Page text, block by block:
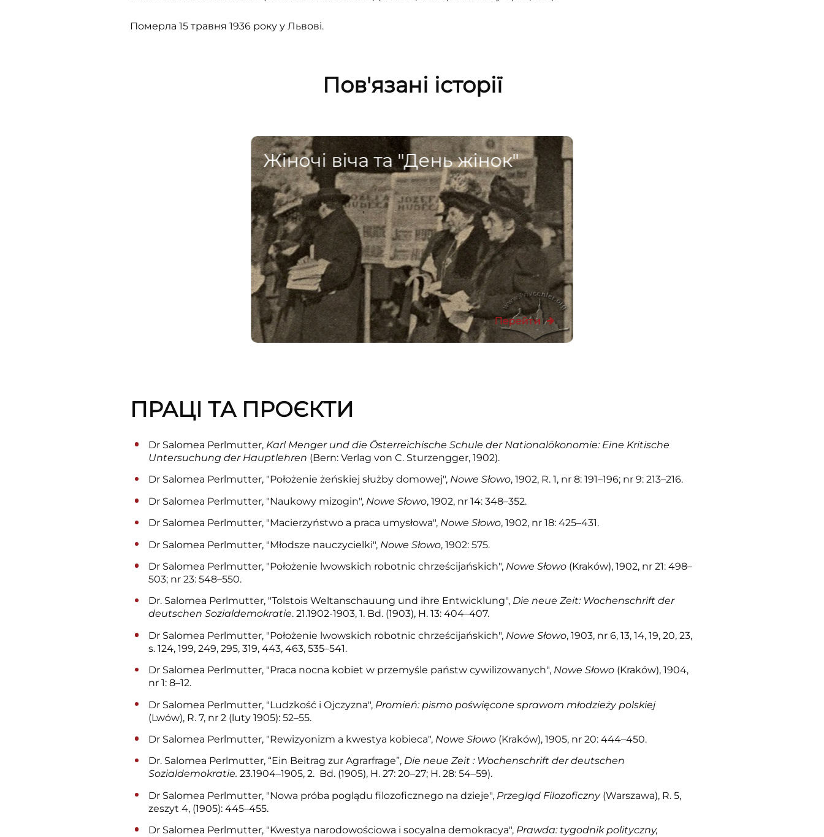
Померла 15 травня 1936 року у Львові.
Пов'язані історії
Жіночі віча та "День жінок"
Перейти
ПРАЦІ ТА ПРОЄКТИ
Dr Salomea Perlmutter, Karl Menger und die Österreichische Schule der Nationalökonomie: Eine Kritische
Untersuchung der Hauptlehren (Bern: Verlag von C. Sturzengger, 1902).
Dr Salomea Perlmutter, "Położenie żeńskiej służby domowej", Nowe Słowo, 1902, R. 1, nr 8: 191–196; nr 9: 213–216.
Dr Salomea Perlmutter, "Naukowy mizogin", Nowe Słowo, 1902, nr 14: 348–352.
Dr Salomea Perlmutter, "Macierzyństwo a praca umysłowa", Nowe Słowo, 1902, nr 18: 425–431.
Dr Salomea Perlmutter, "Młodsze nauczycielki", Nowe Słowo, 1902: 575.
Dr Salomea Perlmutter, "Położenie lwowskich robotnic chrześcijańskich", Nowe Słowo (Kraków), 1902, nr 21: 498–
503; nr 23: 548–550.
Dr. Salomea Perlmutter, "Tolstois Weltanschauung und ihre Entwicklung", Die neue Zeit: Wochenschrift der
deutschen Sozialdemokratie. 21.1902-1903, 1. Bd. (1903), H. 13: 404–407.
Dr Salomea Perlmutter, "Położenie lwowskich robotnic chrześcijańskich", Nowe Słowo, 1903, nr 6, 13, 14, 19, 20, 23,
s. 124, 199, 249, 295, 319, 443, 463, 535–541.
Dr Salomea Perlmutter, "Praca nocna kobiet w przemyśle państw cywilizowanych", Nowe Słowo (Kraków), 1904,
nr 1: 8–12.
Dr Salomea Perlmutter, "Ludzkość i Ojczyzna", Promień: pismo poświęcone sprawom młodzieży polskiej
(Lwów), R. 7, nr 2 (luty 1905): 52–55.
Dr Salomea Perlmutter, "Rewizyonizm a kwestya kobieca", Nowe Słowo (Kraków), 1905, nr 20: 444–450.
Dr. Salomea Perlmutter, “Ein Beitrag zur Agrarfrage”, Die neue Zeit : Wochenschrift der deutschen
Sozialdemokratie. 23.1904–1905, 2. Bd. (1905), H. 27: 20–27; H. 28: 54–59).
Dr Salomea Perlmutter, "Nowa próba poglądu filozoficznego na dzieje", Przegląd Filozoficzny(Warszawa), R. 5,
zeszyt 4, (1905): 445–455.
Dr Salomea Perlmutter, "Kwestya narodowościowa i socyalna demokracya", Prawda: tygodnik polityczny,